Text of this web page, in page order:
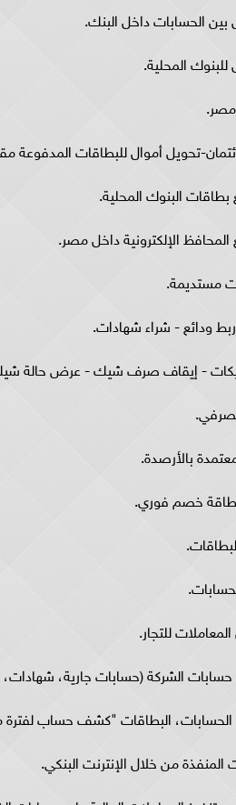
بين الحسابات داخل البنك.
المحلية.
مصر.
تحويل أموال للبطاقات المدفوعة
بطاقات البنوك المحلية.
المحافظ الإلكترونية داخل مصر.
مستديمة.
ودائع - شراء شهادات.
- إيقاف صرف شيك - عرض حالة
بالأرصدة.
خصم فوري.
للتجار.
الشركة (حسابات جارية، شهادات،
البطاقات "كشف حساب
من خلال الإنترنت البنكي.